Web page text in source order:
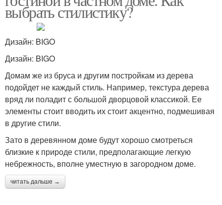
выбрать стилистику?
Дизайн: BIGO
Дизайн: BIGO
Домам же из бруса и другим постройкам из дерева
подойдет не каждый стиль. Например, текстура дерева
вряд ли поладит с большой дворцовой классикой. Ее
элементы стоит вводить их стоит акцентно, подмешивая
в другие стили.
Зато в деревянном доме будут хорошо смотреться
близкие к природе стили, предполагающие легкую
небрежность, вполне уместную в загородном доме.
читать дальше →